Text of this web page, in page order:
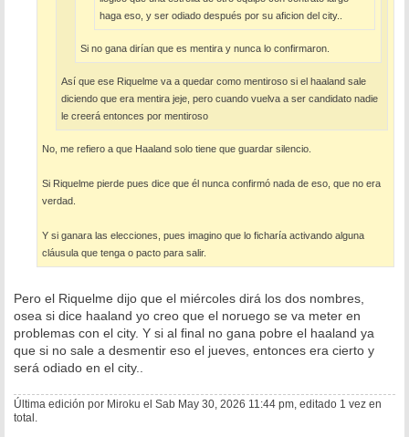
haga eso, y ser odiado después por su aficion del city..
Si no gana dirían que es mentira y nunca lo confirmaron.
Así que ese Riquelme va a quedar como mentiroso si el haaland sale
diciendo que era mentira jeje, pero cuando vuelva a ser candidato nadie
le creerá entonces por mentiroso
No, me refiero a que Haaland solo tiene que guardar silencio.
Si Riquelme pierde pues dice que él nunca confirmó nada de eso, que no era
verdad.
Y si ganara las elecciones, pues imagino que lo ficharía activando alguna
cláusula que tenga o pacto para salir.
Pero el Riquelme dijo que el miércoles dirá los dos nombres,
osea si dice haaland yo creo que el noruego se va meter en
problemas con el city. Y si al final no gana pobre el haaland ya
que si no sale a desmentir eso el jueves, entonces era cierto y
será odiado en el city..
Última edición por Miroku el Sab May 30, 2026 11:44 pm, editado 1 vez en
total.